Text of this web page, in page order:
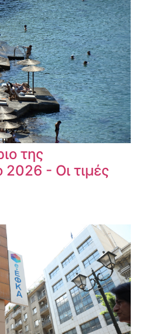
της
- Οι τιμές